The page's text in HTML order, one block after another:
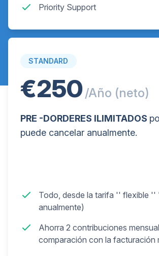
Priority Support
STANDARD
€250/Año (neto)
PRE -DORDERES ILIMITADOS
puede cancelar anualmente.
Todo, desde la tarifa '' flexible ''
anualmente)
Ahorra 2 contribuciones
comparación con la facturación